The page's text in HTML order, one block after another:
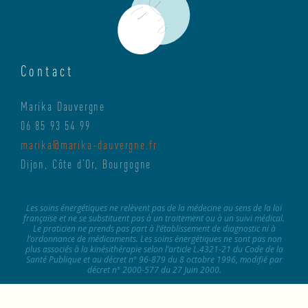
Contact
Marika Dauvergne
06 85 93 54 99
marika@marika-dauvergne.fr
Dijon, Côte d’Or, Bourgogne
Les soins énergétiques ne relèvent pas de la médecine au sens de la loi
française et ne se substituent pas à un traitement ou à un suivi médical.
Le praticien ne prends pas part à l’établissement de diagnostic ni à
l’ordonnance de médicaments. Les soins énergétiques ne sont pas non
plus associés à la kinésithérapie selon l’article L.4321-21 du Code de la
Santé Publique et au décret n° 96-879 du 8 octobre 1996, modifié par
décret n° 2000-577 du 27 Juin 2000.